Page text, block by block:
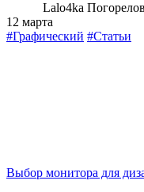
Lalo4ka
12 марта
#Графический #Статьи
Выбор монитора для